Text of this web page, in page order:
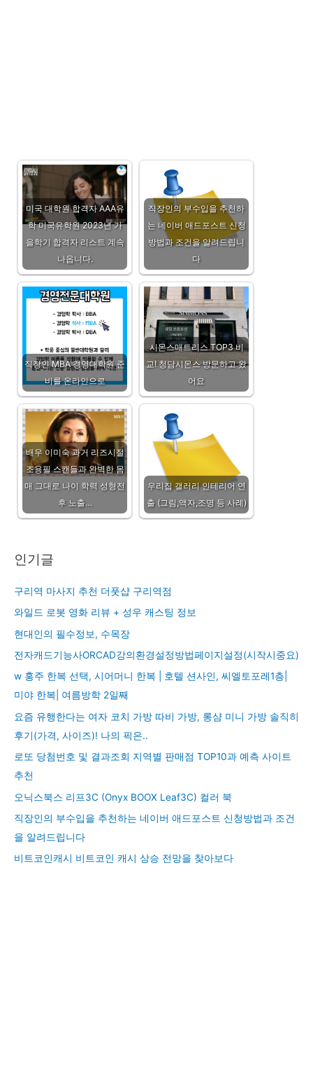
미국 대학원 합격자 AAA유
학 미국유학원 2023년 가
을학기 합격자 리스트 계속
나옵니다.
직장인의 부수입을 추천하
는 네이버 애드포스트 신청
방법과 조건을 알려드립니
다
직장인 MBA 경영대학원 준
비를 온라인으로
시몬스매트리스 TOP3 비
교! 청담시몬스 방문하고 왔
어요
배우 이미숙 과거 리즈시절
조용필 스캔들과 완벽한 몸
매 그대로 나이 학력 성형전
후 노출…
우리집 갤러리 인테리어 연
출 (그림,액자,조명 등 사례)
인기글
구리역 마사지 추천 더풋샵 구리역점
와일드 로봇 영화 리뷰 + 성우 캐스팅 정보
현대인의 필수정보, 수목장
전자캐드기능사ORCAD강의환경설정방법페이지설정(시작시중요)
w 홍주 한복 선택, 시어머니 한복 | 호텔 션사인, 씨엘토포레1층|
미야 한복| 여름방학 2일째
요즘 유행한다는 여자 코치 가방 따비 가방, 롱샴 미니 가방 솔직히
후기(가격, 사이즈)! 나의 픽은..
로또 당첨번호 및 결과조회 지역별 판매점 TOP10과 예측 사이트
추천
오닉스북스 리프3C (Onyx BOOX Leaf3C) 컬러 북
직장인의 부수입을 추천하는 네이버 애드포스트 신청방법과 조건
을 알려드립니다
비트코인캐시 비트코인 캐시 상승 전망을 찾아보다